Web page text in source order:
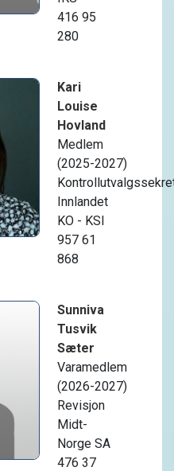
416 95
280
Kari
Louise
Hovland
Medlem
(2025-2027)
Innlandet
KO - KSI
957 61
868
Sunniva
Tusvik
Sæter
Varamedlem
(2026-2027)
Revisjon
Midt-
Norge SA
476 37